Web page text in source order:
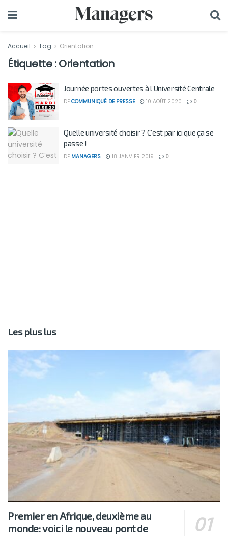
Accueil Tag Orientation
Étiquette :Orientation
Journée portes ouvertes à l’Université Centrale
DE COMMUNIQUÉ DE PRESSE 10 AOÛT 2020 0
Quelle université choisir ? C’est par ici que ça se
passe !
DE MANAGERS 18 JANVIER 2019 0
Les plus lus
Premier en Afrique, deuxième au
monde: voici le nouveau pont de